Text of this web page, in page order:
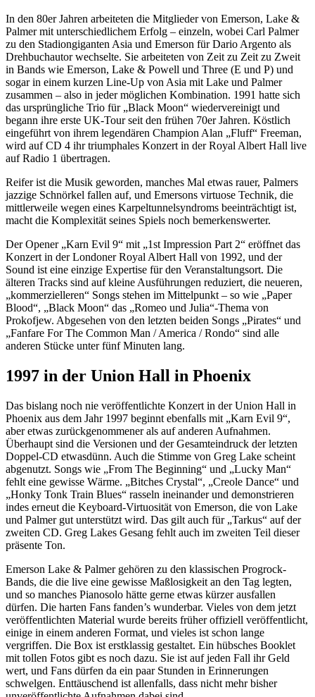
In den 80er Jahren arbeiteten die Mitglieder von Emerson, Lake &
Palmer mit unterschiedlichem Erfolg – einzeln, wobei Carl Palmer
zu den Stadiongiganten Asia und Emerson für Dario Argento als
Drehbuchautor wechselte. Sie arbeiteten von Zeit zu Zeit zu Zweit
in Bands wie Emerson, Lake & Powell und Three (E und P) und
sogar in einem kurzen Line-Up von Asia mit Lake und Palmer
zusammen – also in jeder möglichen Kombination. 1991 hatte sich
das ursprüngliche Trio für „Black Moon“ wiedervereinigt und
begann ihre erste UK-Tour seit den frühen 70er Jahren. Köstlich
eingeführt von ihrem legendären Champion Alan „Fluff“ Freeman,
wird auf CD 4 ihr triumphales Konzert in der Royal Albert Hall live
auf Radio 1 übertragen.
Reifer ist die Musik geworden, manches Mal etwas rauer, Palmers
jazzige Schnörkel fallen auf, und Emersons virtuose Technik, die
mittlerweile wegen eines Karpeltunnelsyndroms beeinträchtigt ist,
macht die Komplexität seines Spiels noch bemerkenswerter.
Der Opener „Karn Evil 9“ mit „1st Impression Part 2“ eröffnet das
Konzert in der Londoner Royal Albert Hall von 1992, und der
Sound ist eine einzige Expertise für den Veranstaltungsort. Die
älteren Tracks sind auf kleine Ausführungen reduziert, die neueren,
„kommerzielleren“ Songs stehen im Mittelpunkt – so wie „Paper
Blood“, „Black Moon“ das „Romeo und Julia“-Thema von
Prokofjew. Abgesehen von den letzten beiden Songs „Pirates“ und
„Fanfare For The Common Man / America / Rondo“ sind alle
anderen Stücke unter fünf Minuten lang.
1997 in der Union Hall in Phoenix
Das bislang noch nie veröffentlichte Konzert in der Union Hall in
Phoenix aus dem Jahr 1997 beginnt ebenfalls mit „Karn Evil 9“,
aber etwas zurückgenommener als auf anderen Aufnahmen.
Überhaupt sind die Versionen und der Gesamteindruck der letzten
Doppel-CD etwasdünn. Auch die Stimme von Greg Lake scheint
abgenutzt. Songs wie „From The Beginning“ und „Lucky Man“
fehlt eine gewisse Wärme. „Bitches Crystal“, „Creole Dance“ und
„Honky Tonk Train Blues“ rasseln ineinander und demonstrieren
indes erneut die Keyboard-Virtuosität von Emerson, die von Lake
und Palmer gut unterstützt wird. Das gilt auch für „Tarkus“ auf der
zweiten CD. Greg Lakes Gesang fehlt auch im zweiten Teil dieser
präsente Ton.
Emerson Lake & Palmer gehören zu den klassischen Progrock-
Bands, die die live eine gewisse Maßlosigkeit an den Tag legten,
und so manches Pianosolo hätte gerne etwas kürzer ausfallen
dürfen. Die harten Fans fanden’s wunderbar. Vieles von dem jetzt
veröffentlichten Material wurde bereits früher offiziell veröffentlicht,
einige in einem anderen Format, und vieles ist schon lange
vergriffen. Die Box ist erstklassig gestaltet. Ein hübsches Booklet
mit tollen Fotos gibt es noch dazu. Sie ist auf jeden Fall ihr Geld
wert, und Fans dürfen da ein paar Stunden in Erinnerungen
schwelgen. Enttäuschend ist allenfalls, dass nicht mehr bisher